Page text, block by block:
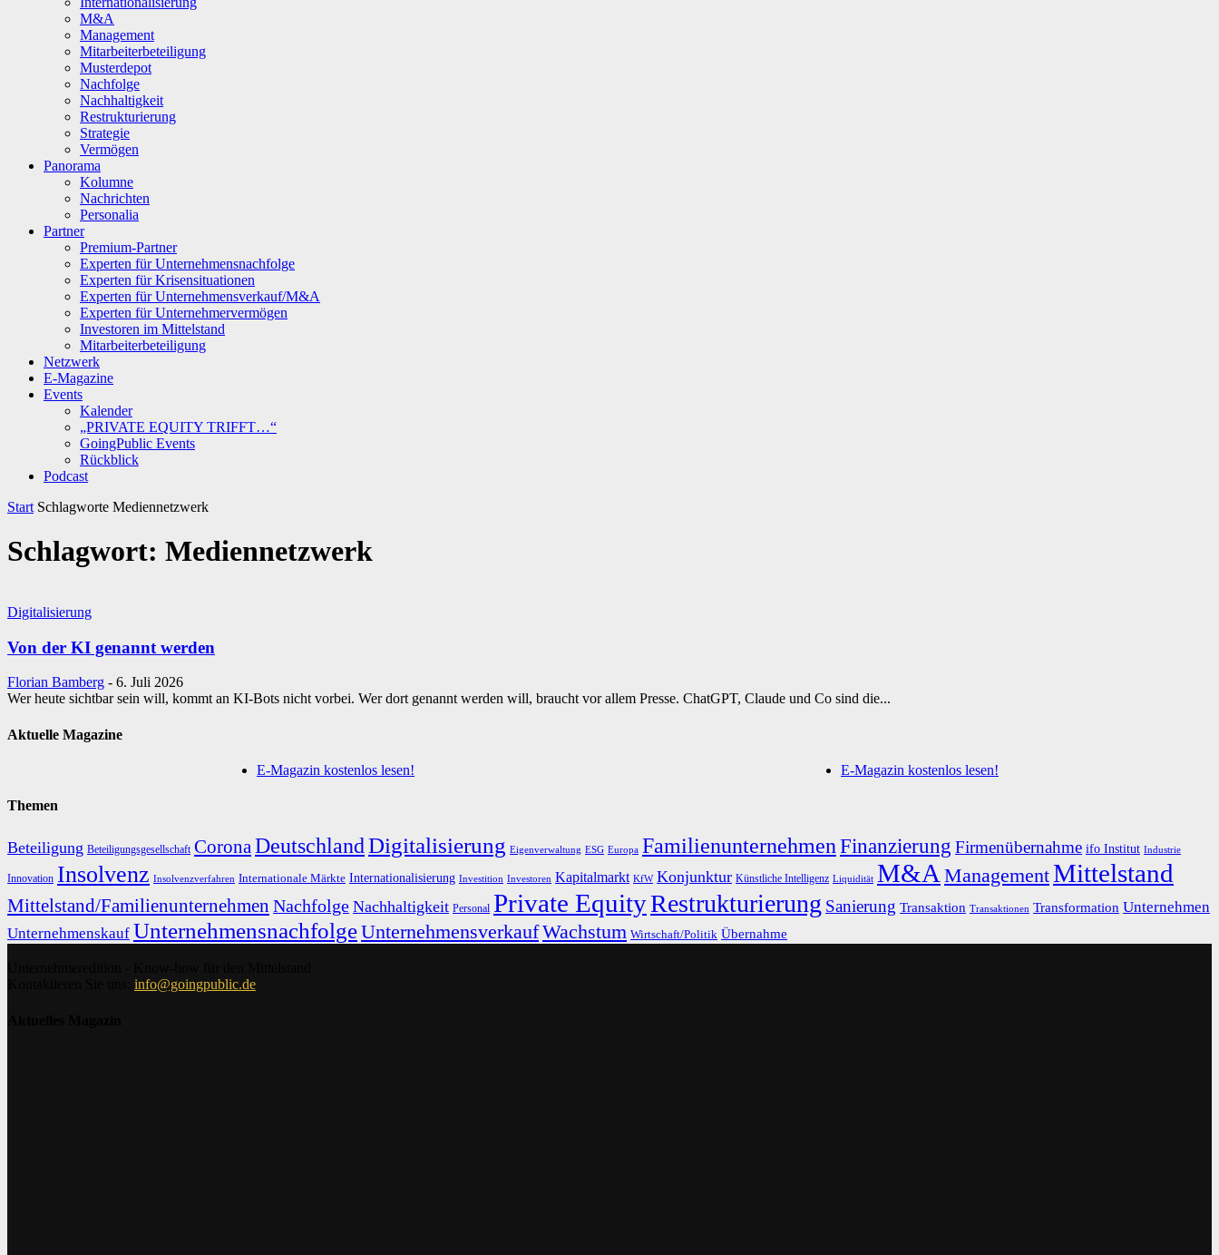
M&A
Management
Mitarbeiterbeteiligung
Musterdepot
Nachfolge
Nachhaltigkeit
Restrukturierung
Strategie
Vermögen
Panorama
Kolumne
Nachrichten
Personalia
Partner
Premium-Partner
Experten für Unternehmensnachfolge
Experten für Krisensituationen
Experten für Unternehmensverkauf/M&A
Experten für Unternehmervermögen
Investoren im Mittelstand
Mitarbeiterbeteiligung
Netzwerk
E-Magazine
Events
Kalender
„PRIVATE EQUITY TRIFFT…“
GoingPublic Events
Rückblick
Podcast
Start Schlagworte Mediennetzwerk
Schlagwort: Mediennetzwerk
Digitalisierung
Von der KI genannt werden
Florian Bamberg - 6. Juli 2026
Wer heute sichtbar sein will, kommt an KI-Bots nicht vorbei. Wer dort genannt werden will, braucht vor allem Presse. ChatGPT, Claude und Co sind die...
Aktuelle Magazine
E-Magazin kostenlos lesen! E-Magazin kostenlos lesen!
Themen
Beteiligung Beteiligungsgesellschaft CoronaDeutschlandDigitalisierung Eigenverwaltung ESG Europa FamilienunternehmenFinanzierung Firmenübernahme ifo Institut Industrie
Innovation Insolvenz Insolvenzverfahren Internationale Märkte Internationalisierung Investition Investoren Kapitalmarkt KfW Konjunktur Künstliche Intelligenz Liquidität M&A ManagementMittelstand
Mittelstand/Familienunternehmen Nachfolge Nachhaltigkeit Personal Private EquityRestrukturierung Sanierung Transaktion Transaktionen Transformation Unternehmen
Unternehmenskauf UnternehmensnachfolgeUnternehmensverkaufWachstum Wirtschaft/Politik Übernahme
info@goingpublic.de